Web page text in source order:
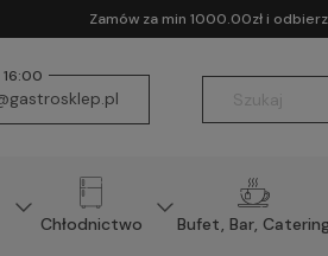
Zamów za min 1000.00zł i
Chłodnictwo Bufet, Bar,